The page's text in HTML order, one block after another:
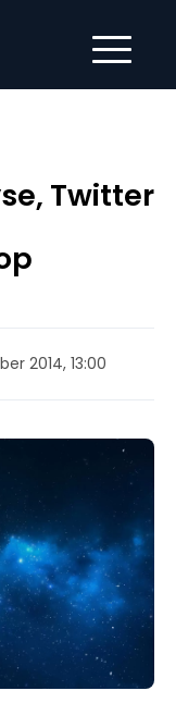
Twitter
2014, 13:00